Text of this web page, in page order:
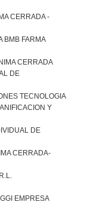
CERRADA -
BMB FARMA
CERRADA
DE
TECNOLOGIA
Y
DE
CERRADA-
EMPRESA